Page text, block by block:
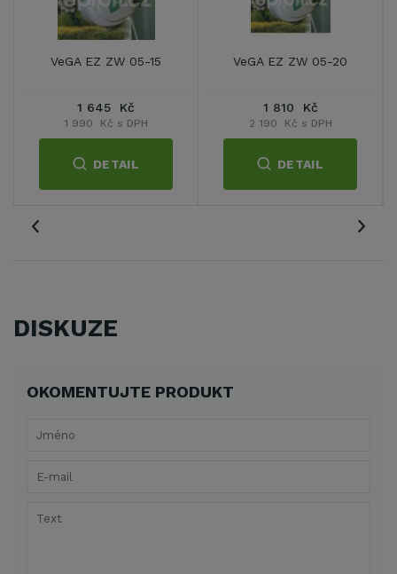
VeGA EZ ZW 05-15
1 645 Kč
1 990 Kč s DPH
DETAIL
VeGA EZ ZW 05-20
1 810 Kč
2 190 Kč s DPH
DETAIL
DISKUZE
OKOMENTUJTE PRODUKT